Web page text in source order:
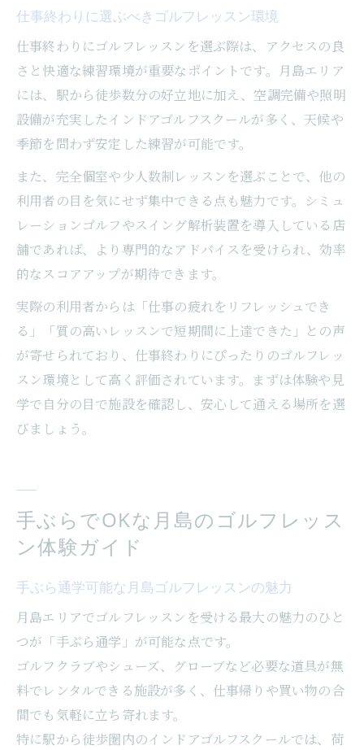
仕事終わりに選ぶべきゴルフレッスン環境
仕事終わりにゴルフレッスンを選ぶ際は、アクセスの良
さと快適な練習環境が重要なポイントです。月島エリア
には、駅から徒歩数分の好立地に加え、空調完備や照明
設備が充実したインドアゴルフスクールが多く、天候や
季節を問わず安定した練習が可能です。
また、完全個室や少人数制レッスンを選ぶことで、他の
利用者の目を気にせず集中できる点も魅力です。シミュ
レーションゴルフやスイング解析装置を導入している店
舗であれば、より専門的なアドバイスを受けられ、効率
的なスコアアップが期待できます。
実際の利用者からは「仕事の疲れをリフレッシュでき
る」「質の高いレッスンで短期間に上達できた」との声
が寄せられており、仕事終わりにぴったりのゴルフレッ
スン環境として高く評価されています。まずは体験や見
学で自分の目で施設を確認し、安心して通える場所を選
びましょう。
手ぶらでOKな月島のゴルフレッス
ン体験ガイド
手ぶら通学可能な月島ゴルフレッスンの魅力
月島エリアでゴルフレッスンを受ける最大の魅力のひと
つが「手ぶら通学」が可能な点です。
ゴルフクラブやシューズ、グローブなど必要な道具が無
料でレンタルできる施設が多く、仕事帰りや買い物の合
間でも気軽に立ち寄れます。
特に駅から徒歩圏内のインドアゴルフスクールでは、荷